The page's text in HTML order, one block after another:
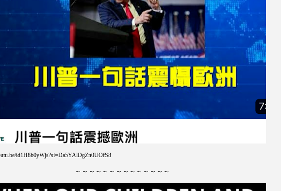
id1H8b0yWjs?si=Da5YAlDgZn0UOfS8
～～～～～～～～～～～～～～